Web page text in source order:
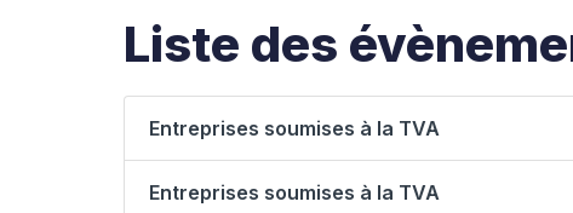
Liste des
Entreprises soumises à la TVA
Entreprises soumises à la TVA